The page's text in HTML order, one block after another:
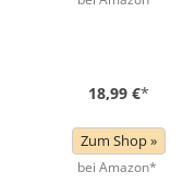
18,99 €*
Zum Shop »
bei Amazon*